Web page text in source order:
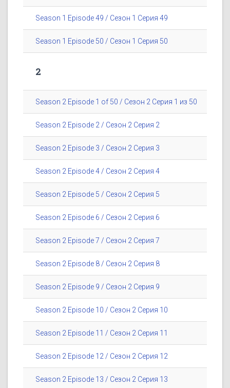
Season 1 Episode 49 / Сезон 1 Серия 49
Season 1 Episode 50 / Сезон 1 Серия 50
2
Season 2 Episode 1 of 50 / Сезон 2 Серия 1 из 50
Season 2 Episode 2 / Сезон 2 Серия 2
Season 2 Episode 3 / Сезон 2 Серия 3
Season 2 Episode 4 / Сезон 2 Серия 4
Season 2 Episode 5 / Сезон 2 Серия 5
Season 2 Episode 6 / Сезон 2 Серия 6
Season 2 Episode 7 / Сезон 2 Серия 7
Season 2 Episode 8 / Сезон 2 Серия 8
Season 2 Episode 9 / Сезон 2 Серия 9
Season 2 Episode 10 / Сезон 2 Серия 10
Season 2 Episode 11 / Сезон 2 Серия 11
Season 2 Episode 12 / Сезон 2 Серия 12
Season 2 Episode 13 / Сезон 2 Серия 13